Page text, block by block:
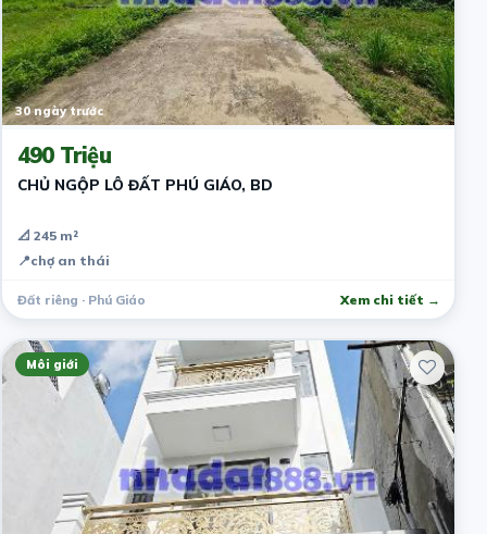
30 ngày trước
490 Triệu
CHỦ NGỘP LÔ ĐẤT PHÚ GIÁO, BD
📐 245 m²
📍chợ an thái
Đất riêng · Phú Giáo Xem chi tiết →
Môi giới